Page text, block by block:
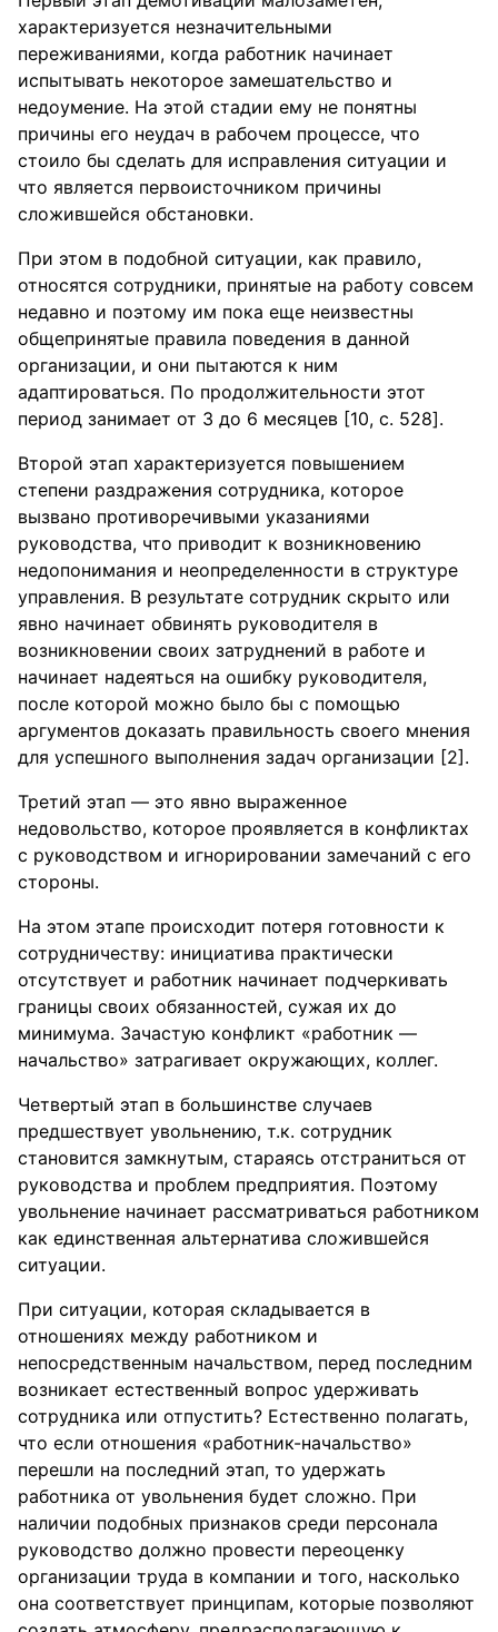
характеризуется незначительными
переживаниями, когда работник начинает
испытывать некоторое замешательство и
недоумение. На этой стадии ему не понятны
причины его неудач в рабочем процессе, что
стоило бы сделать для исправления ситуации и
что является первоисточником причины
сложившейся обстановки.
При этом в подобной ситуации, как правило,
относятся сотрудники, принятые на работу совсем
недавно и поэтому им пока еще неизвестны
общепринятые правила поведения в данной
организации, и они пытаются к ним
адаптироваться. По продолжительности этот
период занимает от 3 до 6 месяцев [10, c. 528].
Второй этап характеризуется повышением
степени раздражения сотрудника, которое
вызвано противоречивыми указаниями
руководства, что приводит к возникновению
недопонимания и неопределенности в структуре
управления. В результате сотрудник скрыто или
явно начинает обвинять руководителя в
возникновении своих затруднений в работе и
начинает надеяться на ошибку руководителя,
после которой можно было бы с помощью
аргументов доказать правильность своего мнения
для успешного выполнения задач организации [2].
Третий этап — это явно выраженное
недовольство, которое проявляется в конфликтах
с руководством и игнорировании замечаний с его
стороны.
На этом этапе происходит потеря готовности к
сотрудничеству: инициатива практически
отсутствует и работник начинает подчеркивать
границы своих обязанностей, сужая их до
минимума. Зачастую конфликт «работник —
начальство» затрагивает окружающих, коллег.
Четвертый этап в большинстве случаев
предшествует увольнению, т.к. сотрудник
становится замкнутым, стараясь отстраниться от
руководства и проблем предприятия. Поэтому
увольнение начинает рассматриваться работником
как единственная альтернатива сложившейся
ситуации.
При ситуации, которая складывается в
отношениях между работником и
непосредственным начальством, перед последним
возникает естественный вопрос удерживать
сотрудника или отпустить? Естественно полагать,
что если отношения «работник-начальство»
перешли на последний этап, то удержать
работника от увольнения будет сложно. При
наличии подобных признаков среди персонала
руководство должно провести переоценку
организации труда в компании и того, насколько
она соответствует принципам, которые позволяют